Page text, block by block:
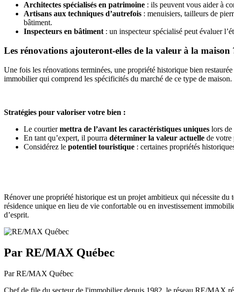
Architectes spécialisés en patrimoine : ils peuvent vous aider à
Artisans aux techniques d’autrefois : menuisiers, tailleurs de
bâtiment.
Inspecteurs en bâtiment : un inspecteur spécialisé peut évaluer
Les rénovations ajouteront-elles de la valeur à la maison
Une fois les rénovations terminées, une propriété historique bien
immobilier qui comprend les spécificités du marché de ce type de maison.
Stratégies pour valoriser votre bien :
Le courtiermettra de l’avant les caractéristiques uniques lors de
En tant qu’expert, il pourra déterminer la valeur actuelle de votre
Considérez le potentiel touristique : certaines propriétés
Rénover une propriété historique est un projet ambitieux qui nécessite
résidence unique en lieu de vie confortable ou en investissement
d’esprit.
Par RE/MAX Québec
Par RE/MAX Québec
Chef de file du secteur de l'immobilier depuis 1982, le réseau RE/MAX